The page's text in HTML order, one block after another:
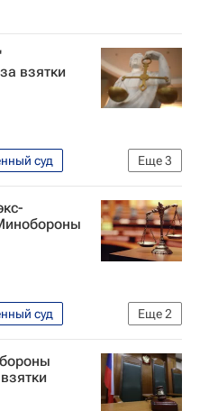
взятки
Еще3
суд
(СК РФ)
Еще2
суд